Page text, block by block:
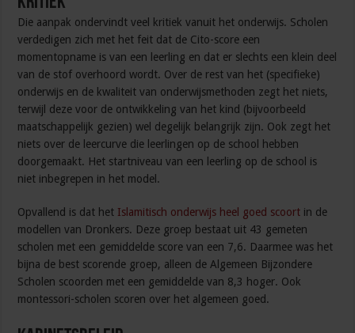
Die aanpak ondervindt veel kritiek vanuit het onderwijs. Scholen
verdedigen zich met het feit dat de Cito-score een
momentopname is van een leerling en dat er slechts een klein deel
van de stof overhoord wordt. Over de rest van het (specifieke)
onderwijs en de kwaliteit van onderwijsmethoden zegt het niets,
terwijl deze voor de ontwikkeling van het kind (bijvoorbeeld
maatschappelijk gezien) wel degelijk belangrijk zijn. Ook zegt het
niets over de leercurve die leerlingen op de school hebben
doorgemaakt. Het startniveau van een leerling op de school is
niet inbegrepen in het model.
Opvallend is dat het Islamitisch onderwijs heel goed scoort in de
modellen van Dronkers. Deze groep bestaat uit 43 gemeten
scholen met een gemiddelde score van een 7,6. Daarmee was het
bijna de best scorende groep, alleen de Algemeen Bijzondere
Scholen scoorden met een gemiddelde van 8,3 hoger. Ook
montessori-scholen scoren over het algemeen goed.